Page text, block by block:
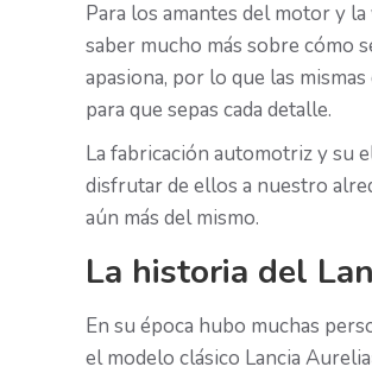
Para los amantes del motor y
saber mucho más sobre cómo
apasiona, por lo que las
para que sepas cada detalle.
La fabricación automotriz y su
disfrutar de ellos a nuestro
aún más del mismo.
La historia del
En su época hubo muchas
el modelo clásico Lancia